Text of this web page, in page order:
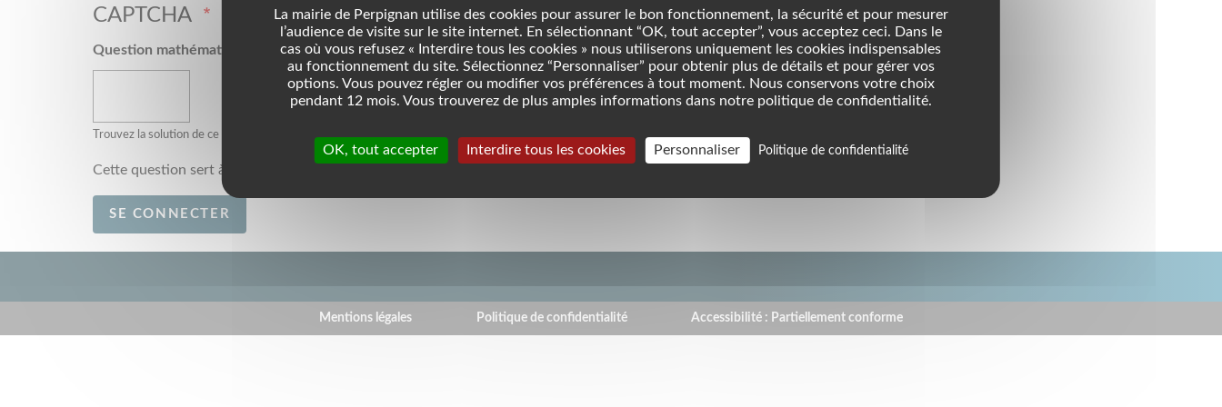
CAPTCHA
Question mathématique 1 + 8 =
Trouvez la solution de ce problème mathématique simple et saisissez le résultat. Par exemple, pour 1 + 3, saisissez 4.
Cette question sert à vérifier si vous êtes un visiteur humain ou non afin d'éviter les soumissions de pourriel (spam) automatisées.
BOTTOM FOOTER MENUMentions légales Politique de confidentialité Accessibilité : Partiellement conforme
La mairie de Perpignan utilise des cookies pour assurer le bon fonctionnement, la sécurité et pour mesurer
l’audience de visite sur le site internet. En sélectionnant “OK, tout accepter”, vous acceptez ceci. Dans le
cas où vous refusez « Interdire tous les cookies » nous utiliserons uniquement les cookies indispensables
au fonctionnement du site. Sélectionnez “Personnaliser” pour obtenir plus de détails et pour gérer vos
options. Vous pouvez régler ou modifier vos préférences à tout moment. Nous conservons votre choix
pendant 12 mois. Vous trouverez de plus amples informations dans notre politique de confidentialité.
OK, tout accepter Interdire tous les cookies Personnaliser Politique de confidentialité